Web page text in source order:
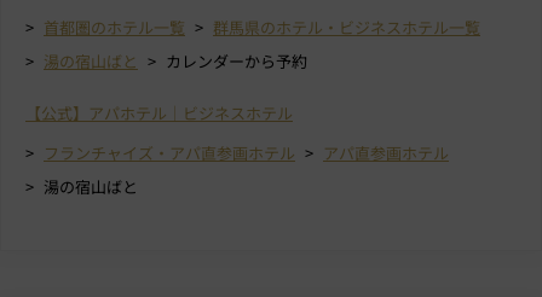
首都圏のホテル一覧
群馬県のホテル・ビジネスホテル一覧
湯の宿山ばと
カレンダーから予約
【公式】アパホテル｜ビジネスホテル
フランチャイズ・アパ直参画ホテル
アパ直参画ホテル
湯の宿山ばと